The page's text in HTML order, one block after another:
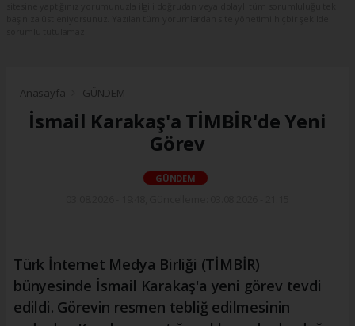
Anasayfa GÜNDEM
İsmail Karakaş'a TİMBİR'de Yeni
Görev
GÜNDEM
Türk İnternet Medya Birliği (TİMBİR)
bünyesinde İsmail Karakaş'a yeni görev tevdi
edildi. Görevin resmen tebliğ edilmesinin